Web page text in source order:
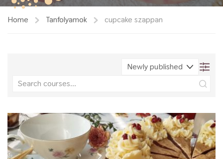
Home Tanfolyamok cupcake szappan